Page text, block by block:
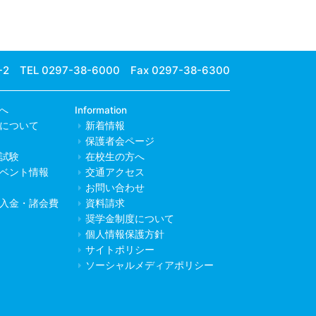
2 TEL 0297-38-6000 Fax 0297-38-6300
ついて
験
ント情報
金・諸会費
Information
新着情報
保護者会ページ
在校生の方へ
交通アクセス
お問い合わせ
資料請求
奨学金制度について
個人情報保護方針
サイトポリシー
ソーシャルメディアポリシー